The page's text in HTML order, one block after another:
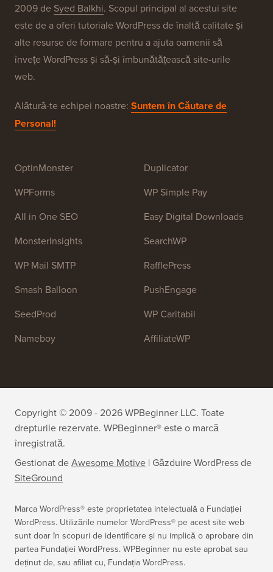
2009 de Syed Balkhi. Scopul principal al acestui site
este de a oferi tutoriale WordPress de înaltă calitate și
alte resurse de formare pentru a ajuta oamenii să
învețe WordPress și să-și îmbunătățească site-urile
web.
Alătură-te echipei noastre: Suntem în Căutare de
Personal!
OptinMonster
WPForms
All in One SEO
MonsterInsights
WP Mail SMTP
Smash Balloon
SeedProd
Nameboy
Duplicator
WP Simple Pay
Easy Digital Downloads
SearchWP
RafflePress
PushEngage
WP Caritabil
AffiliateWP
Copyright © 2009 - 2026 WPBeginner LLC. Toate
drepturile rezervate. WPBeginner® este o marcă
înregistrată.
Gestionat deAwesome Motive | Găzduire WordPressde
SiteGround
Marca WordPress® este proprietatea intelectuală a Fundației
WordPress. Utilizările numelor WordPress® pe acest site web
sunt doar în scopuri de identificare și nu implică o aprobare din
partea Fundației WordPress. WPBeginner nu este aprobat sau
deținut de, sau afiliat cu, Fundația WordPress.